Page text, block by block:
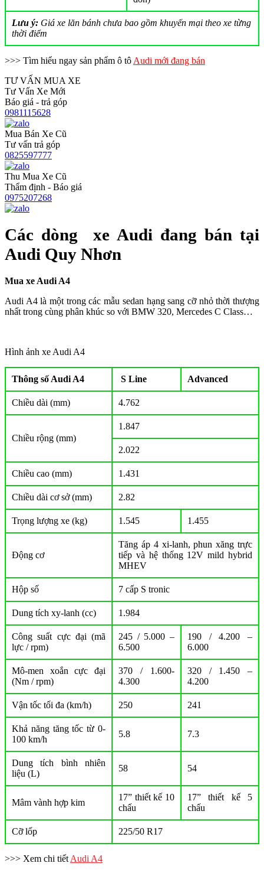
Lưu ý: Giá xe lăn bánh chưa bao gồm khuyến mại theo xe từng
thời điểm
>>> Tìm hiểu ngay sản phẩm ô tô Audi mới đang bán
TƯ VẤN MUA XE
Tư Vấn Xe Mới
Báo giá - trả góp
0981115628
Mua Bán Xe Cũ
Tư vấn trả góp
0825597777
Thu Mua Xe Cũ
Thẩm định - Báo giá
0975207268
Các dòng xe Audi đang bán tại
Audi Quy Nhơn
Mua xe Audi A4
Audi A4 là một trong các mẫu sedan hạng sang cỡ nhỏ thời thượng
nhất trong cùng phân khúc so với BMW 320, Mercedes C Class…
Hình ảnh xe Audi A4
Thông số Audi A4 S Line Advanced
Chiều dài (mm) 4.762
Chiều rộng (mm)
1.847
2.022
Chiều cao (mm) 1.431
Chiều dài cơ sở (mm) 2.82
Trọng lượng xe (kg) 1.545 1.455
Động cơ
Tăng áp 4 xi-lanh, phun xăng trực
tiếp và hệ thống 12V mild hybrid
MHEV
Hộp số 7 cấp S tronic
Dung tích xy-lanh (cc) 1.984
Công suất cực đại (mã
lực / rpm)
245 / 5.000 –
6.500
190 / 4.200 –
6.000
Mô-men xoắn cực đại
(Nm / rpm)
370 / 1.600-
4.300
320 / 1.450 –
4.200
Vận tốc tối đa (km/h) 250 241
Khả năng tăng tốc từ 0-
100 km/h
5.8 7.3
Dung tích bình nhiên
liệu (L)
58 54
Mâm vành hợp kim
17” thiết kế 10
chấu
17” thiết kế 5
chấu
Cỡ lốp 225/50 R17
>>> Xem chi tiết Audi A4